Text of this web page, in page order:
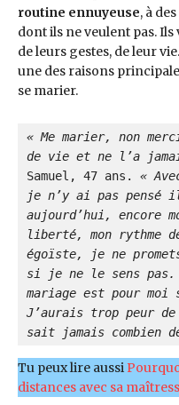
routine ennuyeuse, à des
dont ils ne veulent pas.
de leurs gestes, de leur
une des raisons
se marier.
« Me marier, non
de vie et ne l’a
Samuel, 47 ans.
«
je n’y ai pas pensé
aujourd’hui, encore
liberté, mon rythme
égoïste, je ne
si je ne le sens pas.
mariage est pour moi
J’aurais trop peur
sait jamais combien
Tu peux lire aussi
distances avec sa